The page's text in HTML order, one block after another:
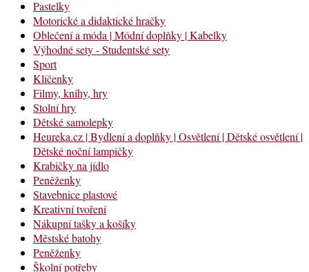
Pastelky
Motorické a didaktické hračky
Oblečení a móda | Módní doplňky | Kabelky
Výhodné sety - Studentské sety
Sport
Klíčenky
Filmy, knihy, hry
Stolní hry
Dětské samolepky
Heureka.cz | Bydlení a doplňky | Osvětlení | Dětské osvětlení |
Dětské noční lampičky
Krabičky na jídlo
Peněženky
Stavebnice plastové
Kreativní tvoření
Nákupní tašky a košíky
Městské batohy
Peněženky
Školní potřeby